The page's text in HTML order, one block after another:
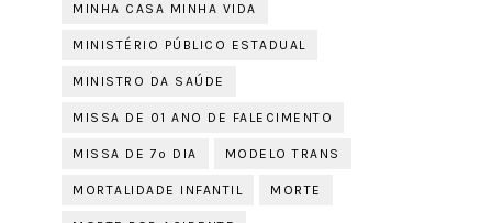
MINHA CASA MINHA VIDA
MINISTÉRIO PÚBLICO ESTADUAL
MINISTRO DA SAÚDE
MISSA DE 01 ANO DE FALECIMENTO
MISSA DE 7º DIA MODELO TRANS
MORTALIDADE INFANTIL MORTE